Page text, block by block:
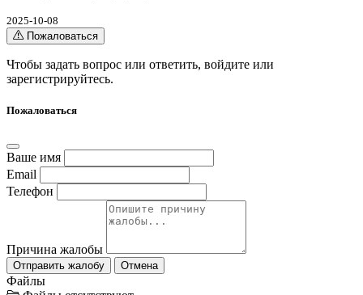
2025-10-08
Пожаловаться
Чтобы задать вопрос или ответить, войдите или
зарегистрируйтесь.
Пожаловаться
Ваше имя
Email
Телефон
Причина жалобы
Отправить жалобу Отмена
Файлы